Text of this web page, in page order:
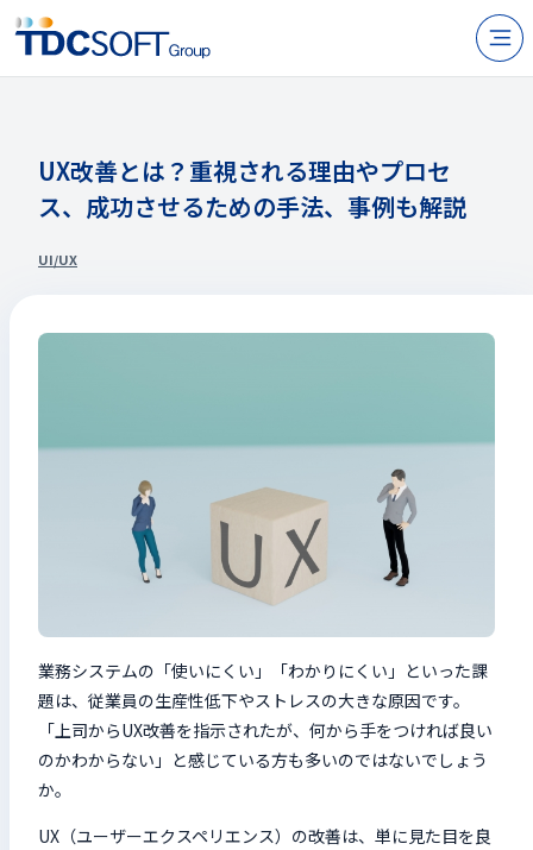
採用
IR情報
お問い合わせ
EN
検索キーワードを入力
閉じる
UX改善とは？重視される理由やプロセ
ス、成功させるための手法、事例も解説
UI/UX
業務システムの「使いにくい」「わかりにくい」といった課
題は、従業員の生産性低下やストレスの大きな原因です。
「上司からUX改善を指示されたが、何から手をつければ良い
のかわからない」と感じている方も多いのではないでしょう
か。
UX（ユーザーエクスペリエンス）の改善は、単に見た目を良